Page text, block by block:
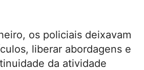
os policiais deixavam
liberar abordagens e
da atividade